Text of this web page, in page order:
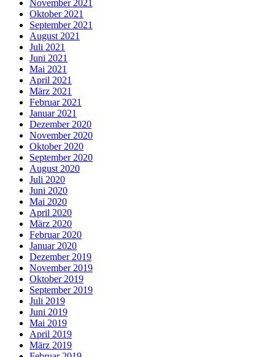
November 2021
Oktober 2021
September 2021
August 2021
Juli 2021
Juni 2021
Mai 2021
April 2021
März 2021
Februar 2021
Januar 2021
Dezember 2020
November 2020
Oktober 2020
September 2020
August 2020
Juli 2020
Juni 2020
Mai 2020
April 2020
März 2020
Februar 2020
Januar 2020
Dezember 2019
November 2019
Oktober 2019
September 2019
Juli 2019
Juni 2019
Mai 2019
April 2019
März 2019